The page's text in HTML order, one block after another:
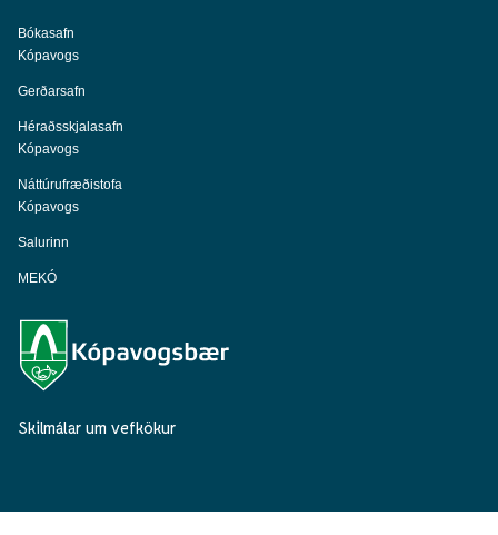
Bókasafn
Kópavogs
Gerðarsafn
Héraðsskjalasafn
Kópavogs
Náttúrufræðistofa
Kópavogs
Salurinn
MEKÓ
Skilmálar um vefkökur